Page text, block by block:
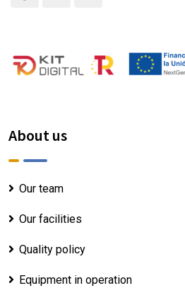
About us
Our team
Our facilities
Quality policy
Equipment in operation